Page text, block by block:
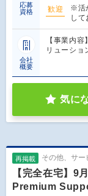
応募
資格
歓迎
※活
して
会社
概要
【事業内
リューシ
気に
再掲載 その他、サ
【完全在宅】9
Premium